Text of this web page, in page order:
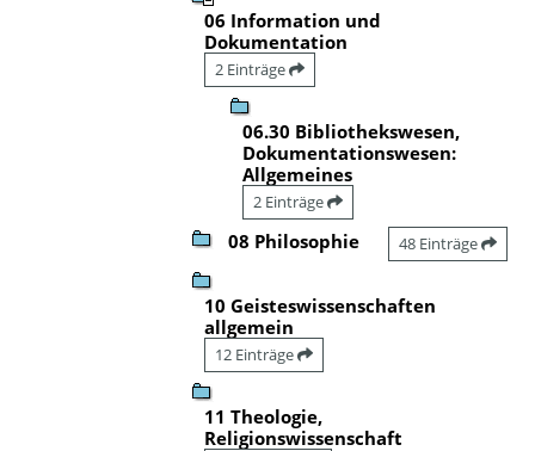
06 Information und
Dokumentation
2 Einträge
06.30 Bibliothekswesen,
Dokumentationswesen:
Allgemeines
2 Einträge
08 Philosophie 48 Einträge
10 Geisteswissenschaften
allgemein
12 Einträge
11 Theologie,
Religionswissenschaft